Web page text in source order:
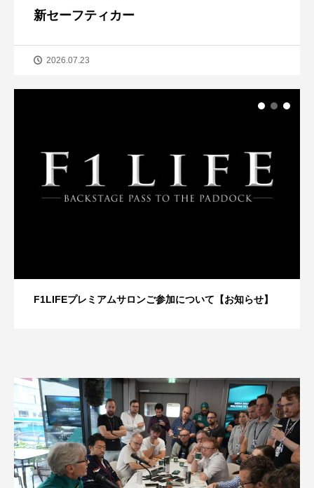
新セーフティカー
2026.07.23
F1LIFEプレミアムサロンご参加について【お知らせ】